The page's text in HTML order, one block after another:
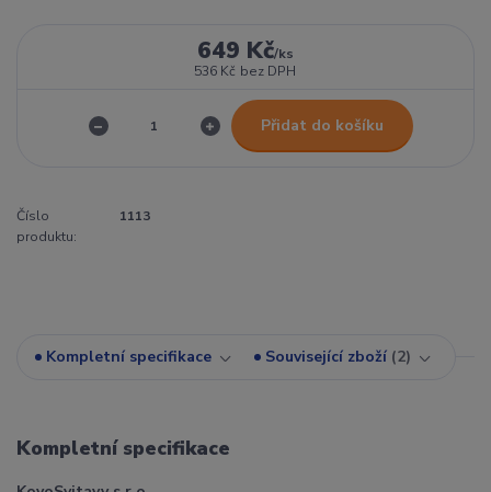
649 Kč/ks
536 Kč bez DPH
Přidat do košíku
Číslo
produktu:
1113
Kompletní specifikace Související zboží 2
Kompletní specifikace